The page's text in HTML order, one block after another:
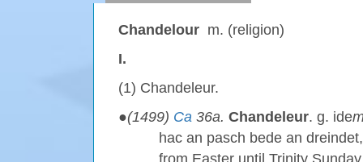
Chandelour m. (religion)
I.
(1) Chandeleur.
●(1499) Ca 36a. Chandeleur. g. ide
hac an pasch bede an
from Easter until Trinity